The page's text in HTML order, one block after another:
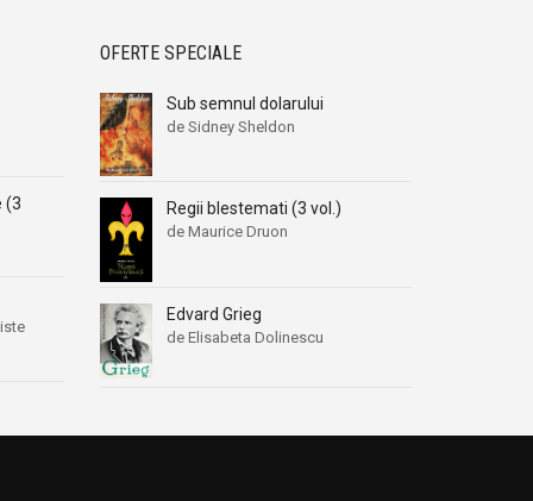
(3
OFERTE SPECIALE
Sub semnul dolarului
de Sidney Sheldon
Regii blestemati (3 vol.)
de Maurice Druon
Edvard Grieg
de Elisabeta Dolinescu